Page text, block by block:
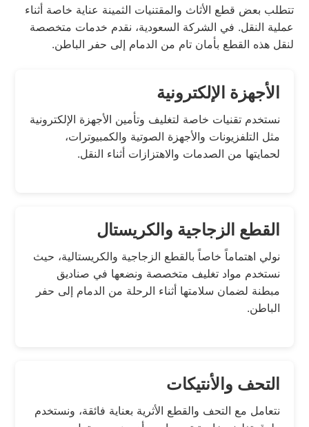
تتطلب بعض قطع الأثاث والمقتنيات الثمينة عناية خاصة أثناء
عملية النقل. في الشركة السعودية، نقدم خدمات متخصصة
لنقل هذه القطع بأمان تام من الدمام إلى حفر الباطن.
الأجهزة الإلكترونية
نستخدم تقنيات خاصة لتغليف وتأمين الأجهزة الإلكترونية
مثل التلفزيونات والأجهزة الصوتية والكمبيوترات،
لحمايتها من الصدمات والاهتزازات أثناء النقل.
القطع الزجاجية والكريستال
نولي اهتماماً خاصاً بالقطع الزجاجية والكريستالية، حيث
نستخدم مواد تغليف متخصصة ونضعها في صناديق
مبطنة لضمان سلامتها أثناء الرحلة من الدمام إلى حفر
الباطن.
التحف والأنتيكات
نتعامل مع التحف والقطع الأثرية بعناية فائقة، ونستخدم